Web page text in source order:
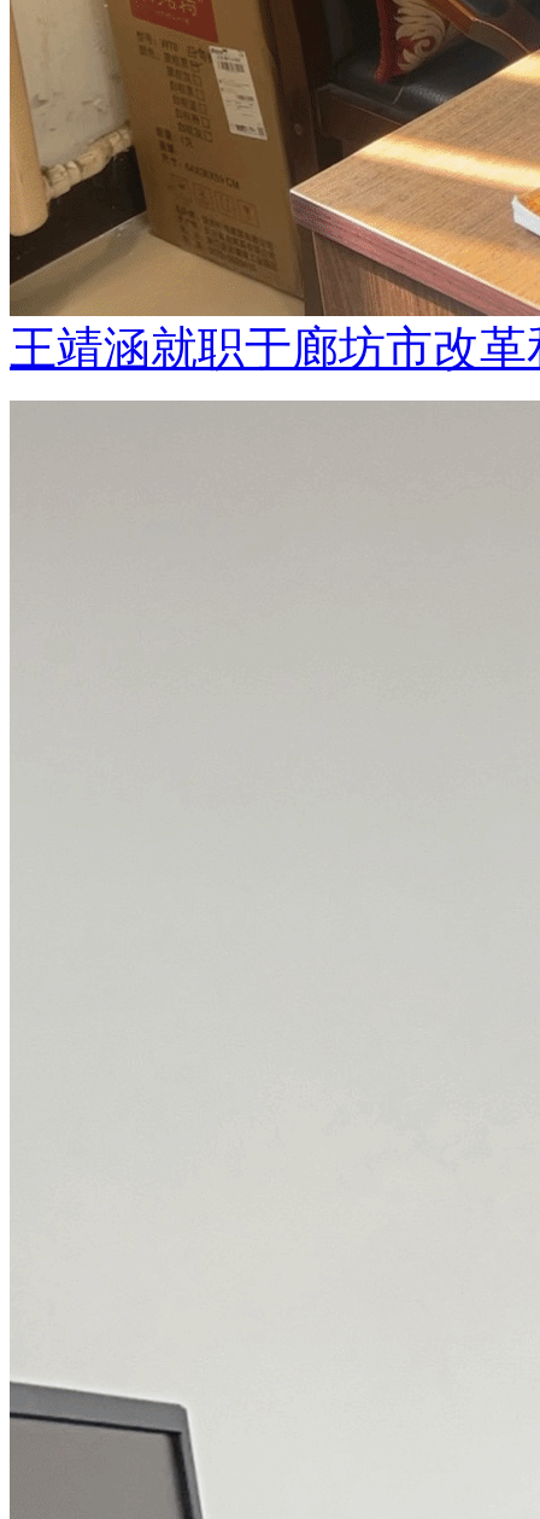
王靖涵就职于廊坊市改